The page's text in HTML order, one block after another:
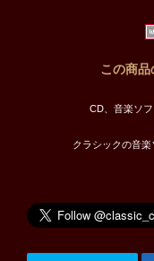
この商
CD、音楽ソ
クラシックの音